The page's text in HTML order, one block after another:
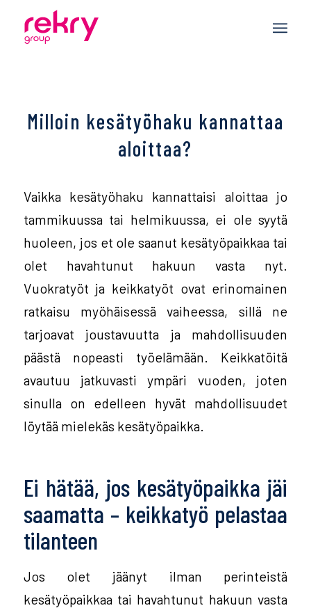
Milloin kesätyöhaku kannattaa
aloittaa?
Vaikka kesätyöhaku kannattaisi aloittaa jo
tammikuussa tai helmikuussa, ei ole syytä
huoleen, jos et ole saanut kesätyöpaikkaa tai
olet havahtunut hakuun vasta nyt.
Vuokratyöt ja keikkatyöt ovat erinomainen
ratkaisu myöhäisessä vaiheessa, sillä ne
tarjoavat joustavuutta ja mahdollisuuden
päästä nopeasti työelämään. Keikkatöitä
avautuu jatkuvasti ympäri vuoden, joten
sinulla on edelleen hyvät mahdollisuudet
löytää mielekäs kesätyöpaikka.
Ei hätää, jos kesätyöpaikka jäi
saamatta – keikkatyö pelastaa
tilanteen
Jos olet jäänyt ilman perinteistä
kesätyöpaikkaa tai havahtunut hakuun vasta